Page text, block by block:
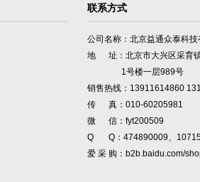
联系方式
公司名称：北京益通众泰科技
地 址：北京市大兴区采育
1号楼一层989号
销售热线：13911614860
传 真：010-60205981
微 信：fyt200509
Q Q：474890009、
爱 采 购：b2b.baidu.com/